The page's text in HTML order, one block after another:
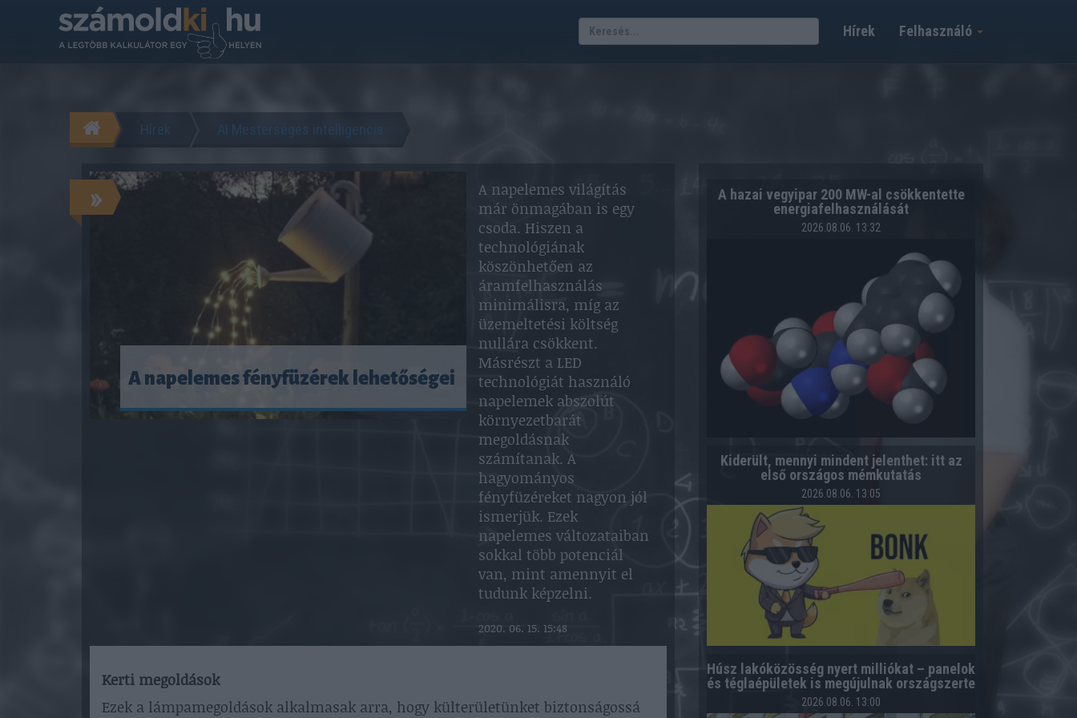
Felhasználó
Hírek
Hírek AI Mesterséges intelligencia
»
A napelemes fényfüzérek lehetőségei
A napelemes világítás
már önmagában is egy
csoda. Hiszen a
technológiának
köszönhetően az
áramfelhasználás
minimálisra, míg az
üzemeltetési költség
nullára csökkent.
Másrészt a LED
technológiát használó
napelemek abszolút
környezetbarát
megoldásnak
számítanak. A
hagyományos
fényfüzéreket nagyon jól
ismerjük. Ezek
napelemes változataiban
sokkal több potenciál
van, mint amennyit el
tudunk képzelni.
2020. 06. 15. 15:48
Kerti megoldások
Ezek a lámpamegoldások alkalmasak arra, hogy külterületünket biztonságossá
A hazai vegyipar 200 MW-al csökkentette
energiafelhasználását
2026.08.06. 13:32
Kiderült, mennyi mindent jelenthet: itt az
első országos mémkutatás
2026.08.06. 13:05
Húsz lakóközösség nyert milliókat – panelok
és téglaépületek is megújulnak országszerte
2026.08.06. 13:00